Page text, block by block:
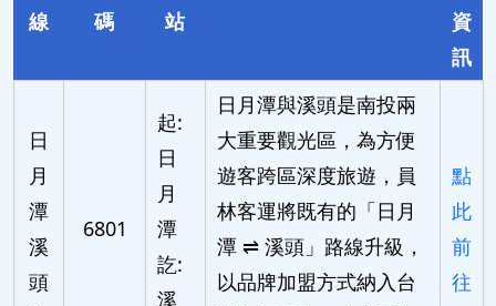
線
碼
站
資
訊
日
月
潭
溪
頭
6801
起:
日
月
潭
訖:
溪
日月潭與溪頭是南投兩
大重要觀光區，為方便
遊客跨區深度旅遊，員
林客運將既有的「日月
潭 ⇌ 溪頭」路線升級，
以品牌加盟方式納入台
點
此
前
往